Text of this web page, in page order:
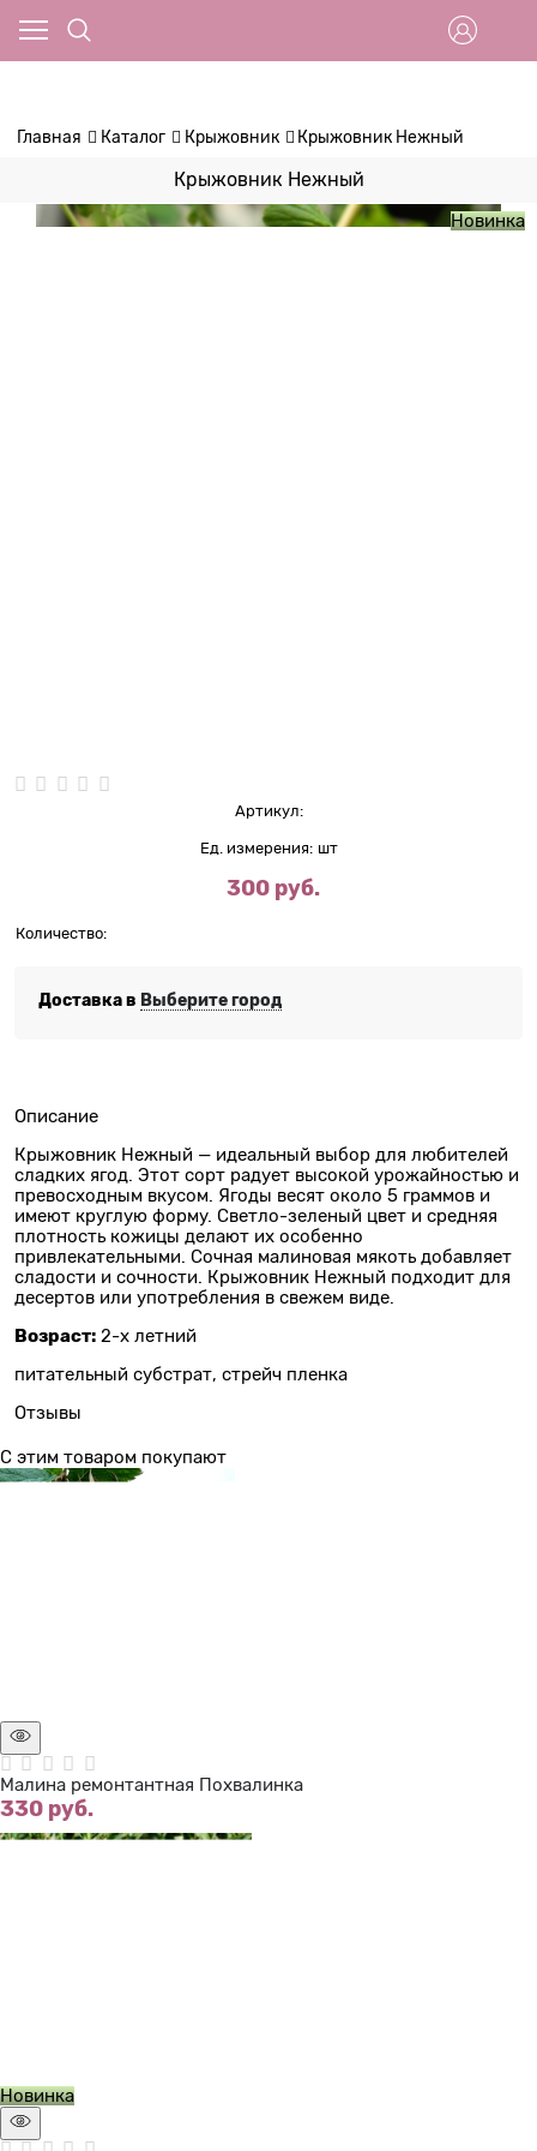
Главная Каталог Крыжовник Крыжовник Нежный
Крыжовник Нежный
Новинка
Артикул:
Ед. измерения: шт
300 руб.
Количество:
Доставка в Выберите город
Описание
Крыжовник Нежный — идеальный выбор для любителей
сладких ягод. Этот сорт радует высокой урожайностью и
превосходным вкусом. Ягоды весят около 5 граммов и
имеют круглую форму. Светло-зеленый цвет и средняя
плотность кожицы делают их особенно
привлекательными. Сочная малиновая мякоть добавляет
сладости и сочности. Крыжовник Нежный подходит для
десертов или употребления в свежем виде.
Возраст: 2-х летний
питательный субстрат, стрейч пленка
Отзывы
С этим товаром покупают
Малина ремонтантная Похвалинка
330 руб.
Новинка